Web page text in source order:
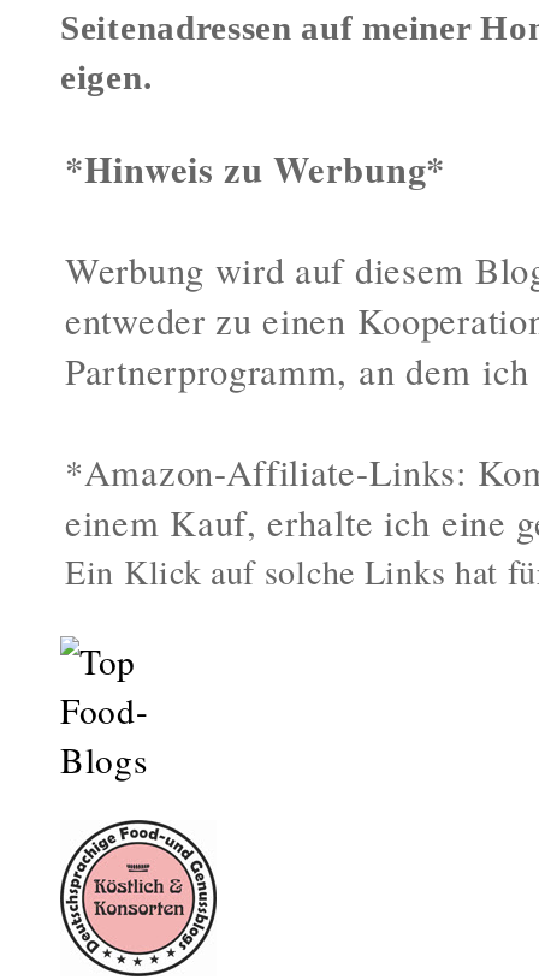
Seitenadressen auf meiner
eigen.
*Hinweis zu Werbung*
Werbung wird auf diesem
entweder zu einen
Partnerprogramm, an dem
*Amazon-Affiliate-Links:
einem Kauf, erhalte ich eine
Ein Klick auf solche Links hat